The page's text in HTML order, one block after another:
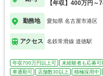
【年収】400万円～
勤務地 愛知県 名古屋市港区
アクセス 名鉄常滑線 道徳駅
年収700万円以上可 未経験者も応募可
車通勤可
店舗数30以上 積極採用中